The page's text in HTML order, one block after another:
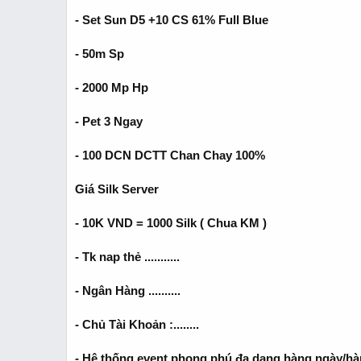
- Set Sun D5 +10 CS 61% Full Blue
- 50m Sp
- 2000 Mp Hp
- Pet 3 Ngay
- 100 DCN DCTT Chan Chay 100%
Giá Silk Server
- 10K VND = 1000 Silk ( Chua KM )
- Tk nap thẻ ...........
- Ngân Hàng ..........
- Chủ Tài Khoản :........
- Hệ thống event phong phú đa dạng hàng ngày/